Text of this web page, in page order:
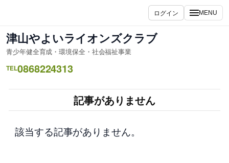
を
ス
キ
ッ
ログイン MENU
津山やよいライオンズクラブ
青少年健全育成・環境保全・社会福祉事業
TEL0868224313
記事がありません
該当する記事がありません。